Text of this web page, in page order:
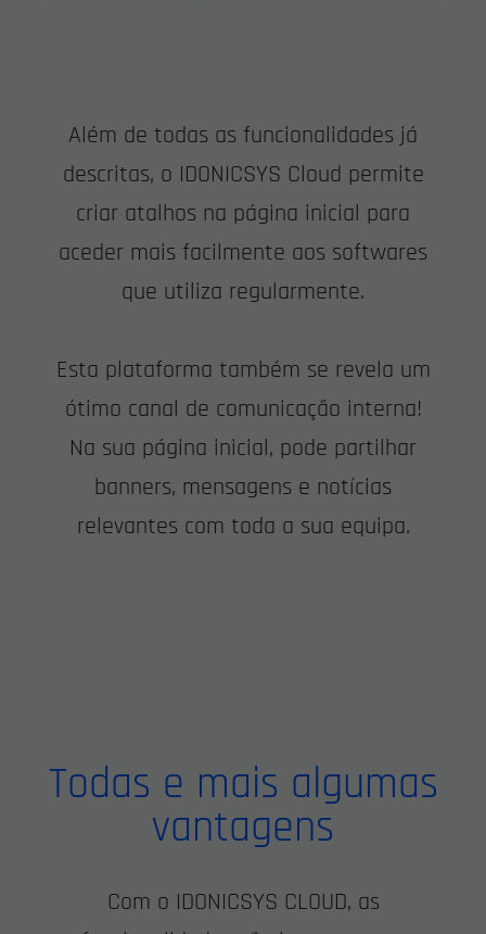
Além de todas as funcionalidades já
descritas, o IDONICSYS Cloud permite
criar atalhos na página inicial para
aceder mais facilmente aos softwares
que utiliza regularmente.
Esta plataforma também se revela um
ótimo canal de comunicação interna!
Na sua página inicial, pode partilhar
banners, mensagens e notícias
relevantes com toda a sua equipa.
Todas e mais algumas
vantagens
Com o IDONICSYS CLOUD, as